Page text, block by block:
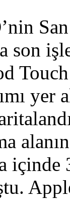
son
içinde